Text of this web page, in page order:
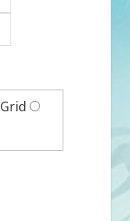
Grid